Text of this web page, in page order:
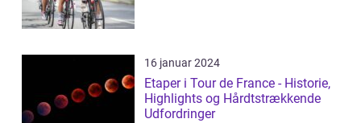
16 januar 2024
Etaper i Tour de France - Historie,
Highlights og Hårdtstrækkende
Udfordringer